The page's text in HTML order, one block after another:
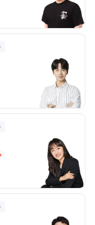
성규 선생님 홈 바로가기
오르새 선생님 홈 바로